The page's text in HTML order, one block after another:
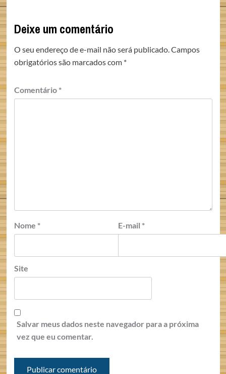
Deixe um comentário
O seu endereço de e-mail não será publicado.Campos
obrigatórios são marcados com *
Comentário *
Nome * E-mail *
Site
Salvar meus dados neste navegador para a próxima
vez que eu comentar.